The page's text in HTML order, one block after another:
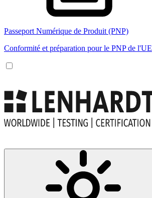
Passeport Numérique de Produit (PNP)
Conformité et préparation pour le PNP de l'UE